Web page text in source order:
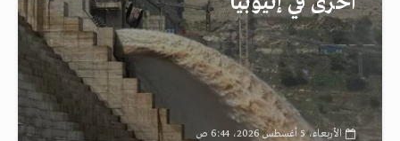
الأربعاء، 5 أغسطس 2026، 6:44 ص